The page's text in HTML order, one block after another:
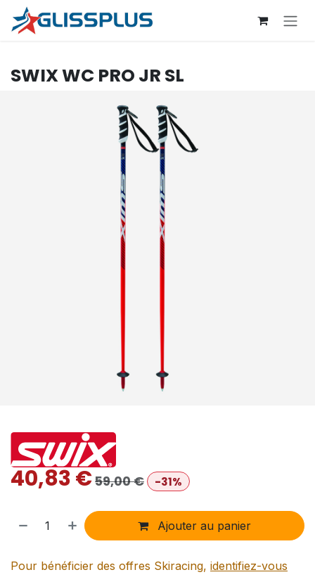
Se rendre au contenu
SWIXWC PRO JR SL
40,83€59,00€ -31%
Ajouter au panier
Pour bénéficier des offres Skiracing, identifiez-vous